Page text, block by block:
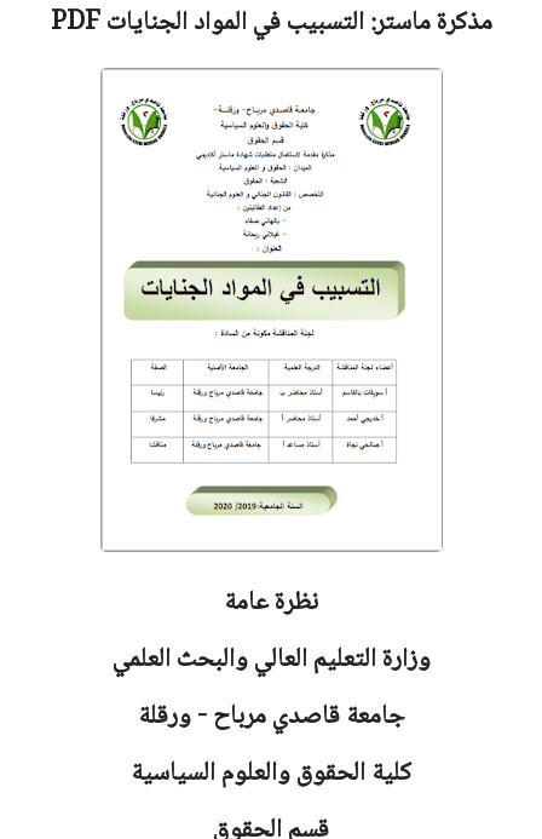
مذكرة ماستر:التسبيب في المواد الجناياتPDF
نظرة عامة
وزارة التعليم العالي والبحث العلمي
جامعةقاصدي مرباح - ورقلة
كلية الحقوق والعلوم السياسية